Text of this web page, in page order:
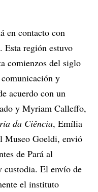
en contacto con
Esta región estuvo
comienzos del siglo
y
acuerdo con un
y Myriam Calleffo,
da Ciência, Emília
Museo Goeldi, envió
de Pará al
custodia. El envío de
el instituto